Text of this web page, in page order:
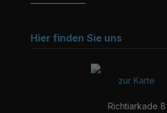
Hier finden Sie uns
zur Karte
Richtiarkade 8